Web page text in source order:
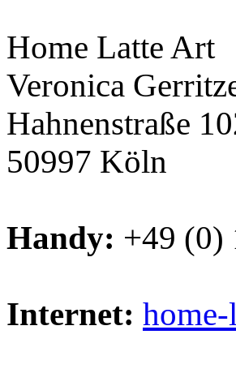
Home Latte Art
Veronica
Hahnenstraße
50997 Köln
Handy: +49 (0)
Internet: